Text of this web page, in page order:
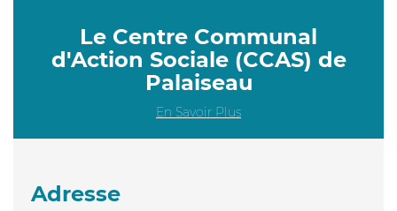
Le Centre Communal
d'Action Sociale (CCAS) de
Palaiseau
En Savoir Plus
Adresse